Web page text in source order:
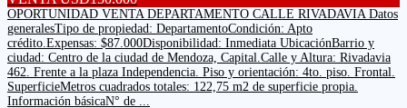
OPORTUNIDAD VENTA DEPARTAMENTO CALLE RIVADAVIA Datos
generalesTipo de propiedad: DepartamentoCondición: Apto
crédito.Expensas: $87.000Disponibilidad: Inmediata UbicaciónBarrio y
ciudad: Centro de la ciudad de Mendoza, Capital.Calle y Altura: Rivadavia
462. Frente a la plaza Independencia. Piso y orientación: 4to. piso. Frontal.
SuperficieMetros cuadrados totales: 122,75 m2 de superficie propia.
Información básicaN° de ...